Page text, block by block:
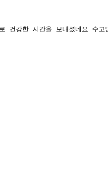
건강한 시간을 보내셨네요 수